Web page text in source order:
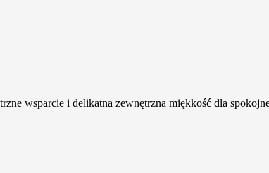
wsparcie i delikatna zewnętrzna miękkość dla